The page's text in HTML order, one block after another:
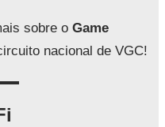
sobre o Game
nacional de VGC!